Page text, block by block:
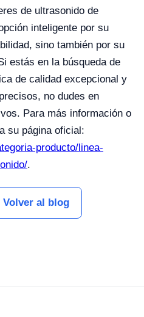
de ultrasonido de
inteligente por su
sino también por su
estás en la búsqueda de
de calidad excepcional y
no dudes en
Para más información o
su página oficial:
producto/linea-
.
Volver al blog